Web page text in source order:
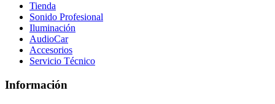
Tienda
Sonido Profesional
Iluminación
AudioCar
Accesorios
Servicio Técnico
Información